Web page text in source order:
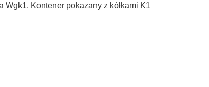
Kontener pokazany z kółkami K1